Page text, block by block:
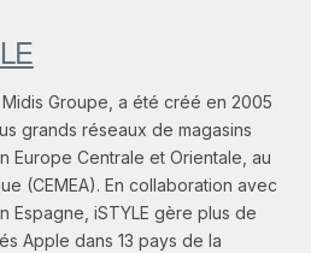
Groupe, a été créé en 2005
grands réseaux de magasins
Europe Centrale et Orientale, au
(CEMEA). En collaboration avec
Espagne, iSTYLE gère plus de
Apple dans 13 pays de la